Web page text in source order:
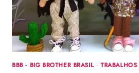
PASSO
A
PASSO
BBB - BIG BROTHER BRASIL·